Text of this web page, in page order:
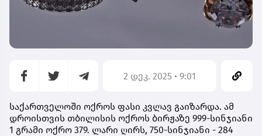
2 დეკ. 2025 • 9:01
საქართველოში ოქროს ფასი კვლავ გაიზარდა. ამ
დროისთვის თბილისის ოქროს ბირჟაზე 999-სინჯიანი
1 გრამი ოქრო 379. ლარი ღირს, 750-სინჯიანი - 284